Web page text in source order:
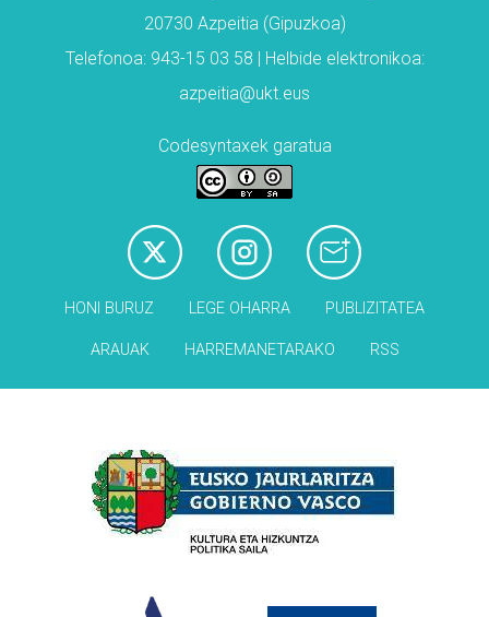
20730 Azpeitia (Gipuzkoa)
Telefonoa: 943-15 03 58 | Helbide elektronikoa:
azpeitia@ukt.eus
Codesyntaxek garatua
HONI BURUZ LEGE OHARRA PUBLIZITATEA
ARAUAK HARREMANETARAKO RSS